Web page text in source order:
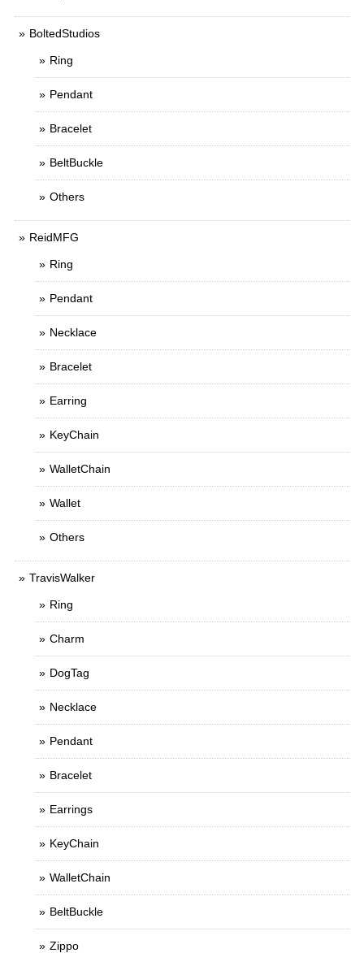
BoltedStudios
Ring
Pendant
Bracelet
BeltBuckle
Others
ReidMFG
Ring
Pendant
Necklace
Bracelet
Earring
KeyChain
WalletChain
Wallet
Others
TravisWalker
Ring
Charm
DogTag
Necklace
Pendant
Bracelet
Earrings
KeyChain
WalletChain
BeltBuckle
Zippo